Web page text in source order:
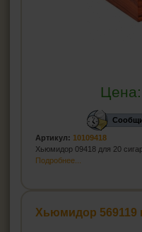
Цена:
Артикул: 10109418
Хьюмидор 09418 для 20
Подробнее...
Хьюмидор 569119